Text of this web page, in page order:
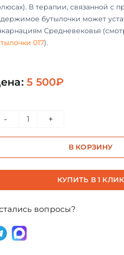
В терапии, связанной с
бутылочки может
Средневековья
017).
5 500₽
товара
Фиолетовый
/
Зеленый.
В КОРЗИНУ
КУПИТЬ В 1 КЛИК
вопросы?